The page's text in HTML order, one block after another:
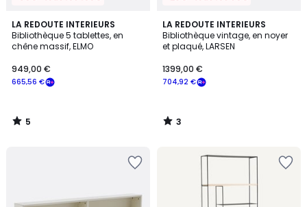
LA REDOUTE INTERIEURS
Bibliothèque 5 tablettes, en
chêne massif, ELMO
665,56 €
949,00 €
5
/
5
5
/
LA REDOUTE INTERIEURS
Bibliothèque vintage, en noyer
et plaqué, LARSEN
704,92 €
1399,00 €
3
/
5
3
/